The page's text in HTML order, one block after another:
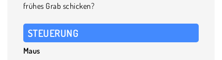
frühes Grab schicken?
STEUERUNG
Maus